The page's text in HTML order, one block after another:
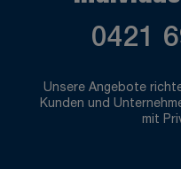
0421
Unsere Angebote
Kunden und
mit